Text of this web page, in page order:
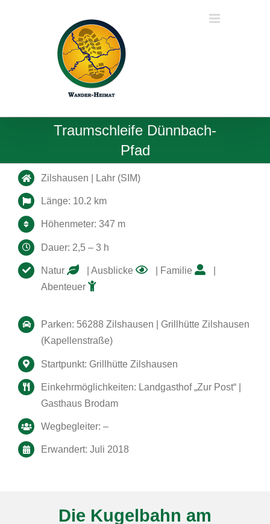
Traumschleife Dünnbach-
Pfad
Zilshausen | Lahr (SIM)
Länge: 10.2 km
Höhenmeter: 347 m
Dauer: 2,5 – 3 h
Natur | Ausblicke | Familie
Abenteuer
Parken: 56288 Zilshausen | Grillhütte Zilshausen
(Kapellenstraße)
Startpunkt: Grillhütte Zilshausen
Einkehrmöglichkeiten: Landgasthof „Zur Post“ |
Gasthaus Brodam
Wegbegleiter: –
Erwandert: Juli 2018
Die Kugelbahn am